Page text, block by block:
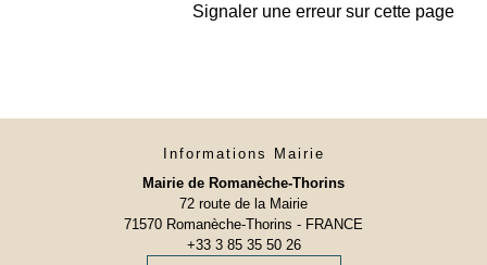
Signaler une erreur sur cette page
Informations Mairie
Mairie de Romanèche-Thorins
72 route de la Mairie
71570 Romanèche-Thorins - FRANCE
+33 3 85 35 50 26